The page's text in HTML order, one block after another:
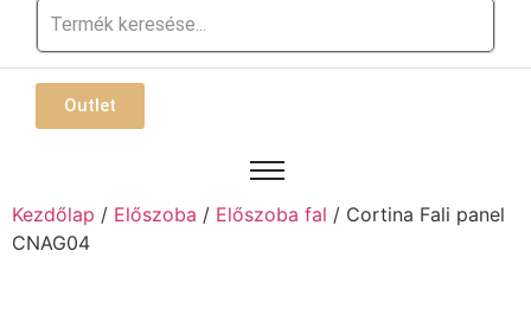
Outlet
Kezdőlap / Előszoba / Előszoba fal / Cortina Fali panel
CNAG04